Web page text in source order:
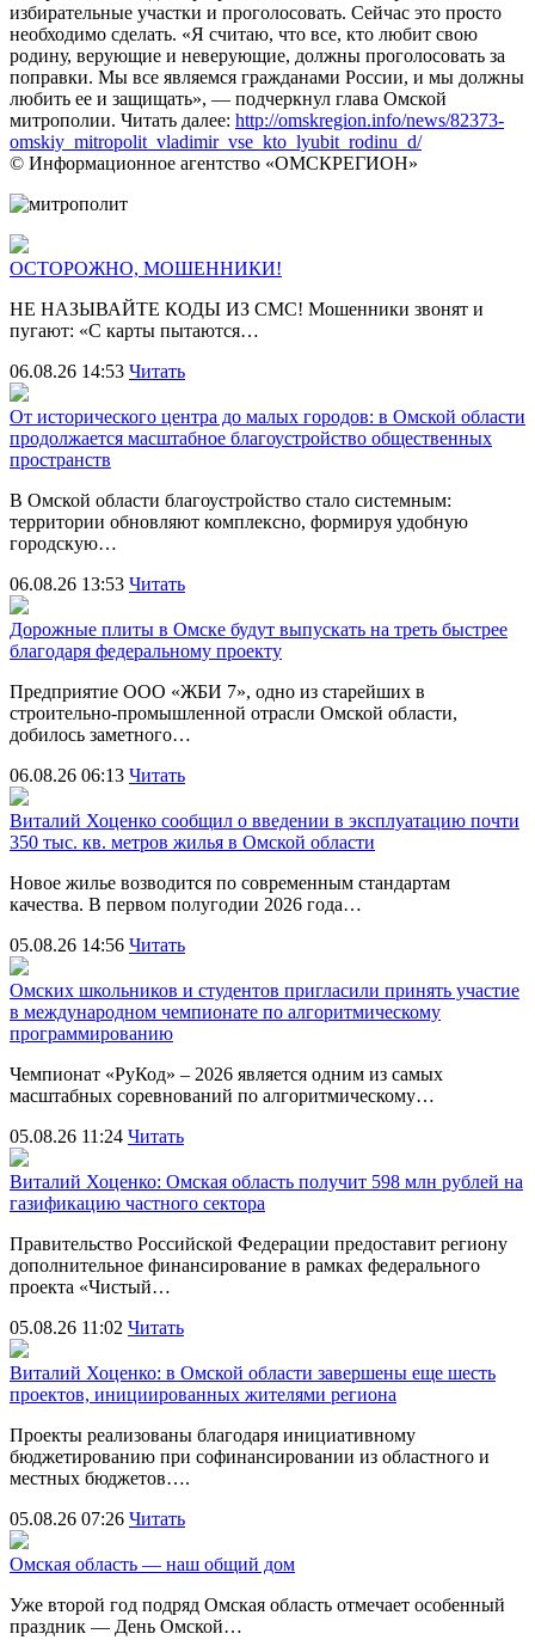
избирательные участки и проголосовать. Сейчас это просто
необходимо сделать. «Я считаю, что все, кто любит свою
родину, верующие и неверующие, должны проголосовать за
поправки. Мы все являемся гражданами России, и мы должны
любить ее и защищать», — подчеркнул глава Омской
митрополии. Читать далее: http://omskregion.info/news/82373-
omskiy_mitropolit_vladimir_vse_kto_lyubit_rodinu_d/
© Информационное агентство «ОМСКРЕГИОН»
ОСТОРОЖНО, МОШЕННИКИ!
НЕ НАЗЫВАЙТЕ КОДЫ ИЗ СМС! Мошенники звонят и
пугают: «С карты пытаются…
06.08.26 14:53 Читать
От исторического центра до малых городов: в Омской области
продолжается масштабное благоустройство общественных
пространств
В Омской области благоустройство стало системным:
территории обновляют комплексно, формируя удобную
городскую…
06.08.26 13:53 Читать
Дорожные плиты в Омске будут выпускать на треть быстрее
благодаря федеральному проекту
Предприятие ООО «ЖБИ 7», одно из старейших в
строительно‑промышленной отрасли Омской области,
добилось заметного…
06.08.26 06:13 Читать
Виталий Хоценко сообщил о введении в эксплуатацию почти
350 тыс. кв. метров жилья в Омской области
Новое жилье возводится по современным стандартам
качества. В первом полугодии 2026 года…
05.08.26 14:56 Читать
Омских школьников и студентов пригласили принять участие
в международном чемпионате по алгоритмическому
программированию
Чемпионат «РуКод» – 2026 является одним из самых
масштабных соревнований по алгоритмическому…
05.08.26 11:24 Читать
Виталий Хоценко: Омская область получит 598 млн рублей на
газификацию частного сектора
Правительство Российской Федерации предоставит региону
дополнительное финансирование в рамках федерального
проекта «Чистый…
05.08.26 11:02 Читать
Виталий Хоценко: в Омской области завершены еще шесть
проектов, инициированных жителями региона
Проекты реализованы благодаря инициативному
бюджетированию при софинансировании из областного и
местных бюджетов….
05.08.26 07:26 Читать
Омская область — наш общий дом
Уже второй год подряд Омская область отмечает особенный
праздник — День Омской…